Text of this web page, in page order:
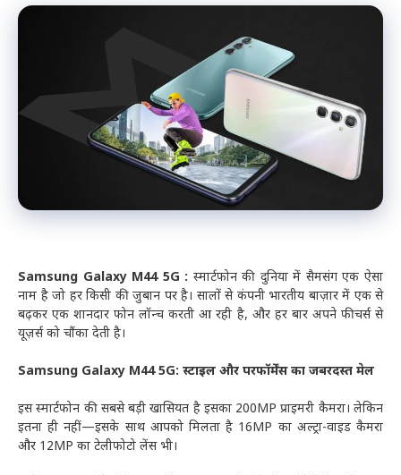
Samsung Galaxy M44 5G : स्मार्टफोन की दुनिया में सैमसंग एक ऐसा
नाम है जो हर किसी की जुबान पर है। सालों से कंपनी भारतीय बाज़ार में एक से
बढ़कर एक शानदार फोन लॉन्च करती आ रही है, और हर बार अपने फीचर्स से
यूज़र्स को चौंका देती है।
Samsung Galaxy M44 5G: स्टाइल और परफॉर्मेंस का जबरदस्त मेल
इस स्मार्टफोन की सबसे बड़ी खासियत है इसका 200MP प्राइमरी कैमरा। लेकिन
इतना ही नहीं—इसके साथ आपको मिलता है 16MP का अल्ट्रा-वाइड कैमरा
और 12MP का टेलीफोटो लेंस भी।